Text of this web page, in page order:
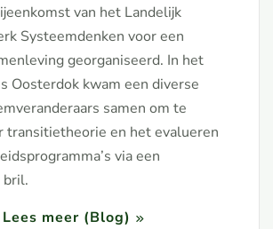
van het Landelijk
Systeemdenken voor een
georganiseerd. In het
Oosterdok kwam een diverse
samen om te
transitietheorie en het evalueren
via een
bril.
Lees meer (Blog)